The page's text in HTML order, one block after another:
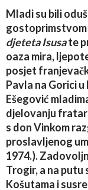
Mladi su bili
gostoprimstvom
djeteta Isusate
oaza mira,
posjet
Pavla na Gorici
Ešegović
djelovanju
s don Vinkom
proslavljenog
1974.).
Trogir, a na putu
Košutama i